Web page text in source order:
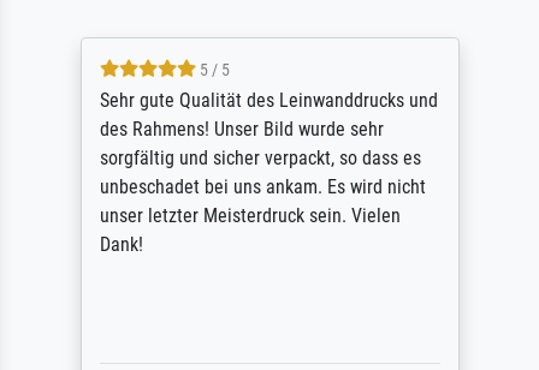
5 / 5
Sehr gute Qualität des Leinwanddrucks und
des Rahmens! Unser Bild wurde sehr
sorgfältig und sicher verpackt, so dass es
unbeschadet bei uns ankam. Es wird nicht
unser letzter Meisterdruck sein. Vielen
Dank!